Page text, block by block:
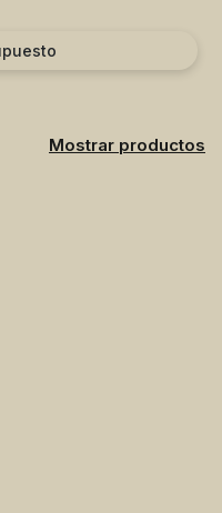
Mostrar productos